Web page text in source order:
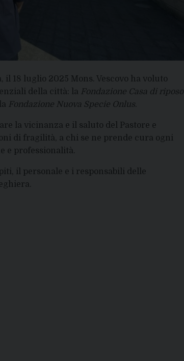
18 luglio 2025 Mons. Vescovo ha voluto
della città: la Fondazione Casa di riposo
Fondazione Nuova Specie Onlus
la vicinanza e il saluto del Pastore e
di fragilità, a chi se ne prende cura ogni
e professionalità.
il personale e i responsabili delle